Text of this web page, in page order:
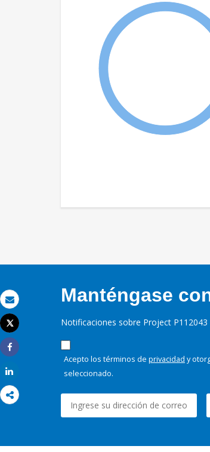
Correo electrónico
Imprimir
Tweet
Share
Manténgase
Notificaciones sobre Project P112043
Acepto los términos de privacidad y
seleccionado.